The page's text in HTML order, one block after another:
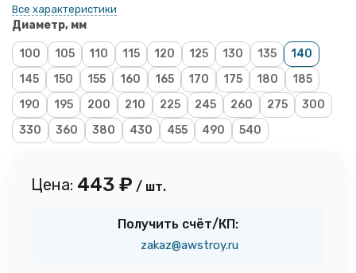
Все характеристики
Диаметр, мм
100 105 110 115 120 125 130 135
140
145
150 155 160 165 170 175 180
185
190
195 200 210 225 245 260 275
300
330
360 380 430 455 490 540
Цена: 443 ₽ / шт.
Получить счёт/КП:
zakaz@awstroy.ru